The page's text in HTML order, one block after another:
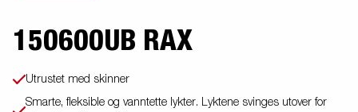
150600UB RAX
Utrustet med skinner
Smarte, fleksible og vanntette lykter. Lyktene svinges utover for